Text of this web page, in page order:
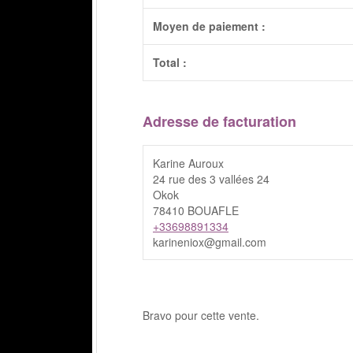
Moyen de paiement :
Total :
Adresse de facturation
Karine Auroux
24 rue des 3 vallées 24
Okok
78410 BOUAFLE
+33698891334
karineniox@gmail.com
Bravo pour cette vente.